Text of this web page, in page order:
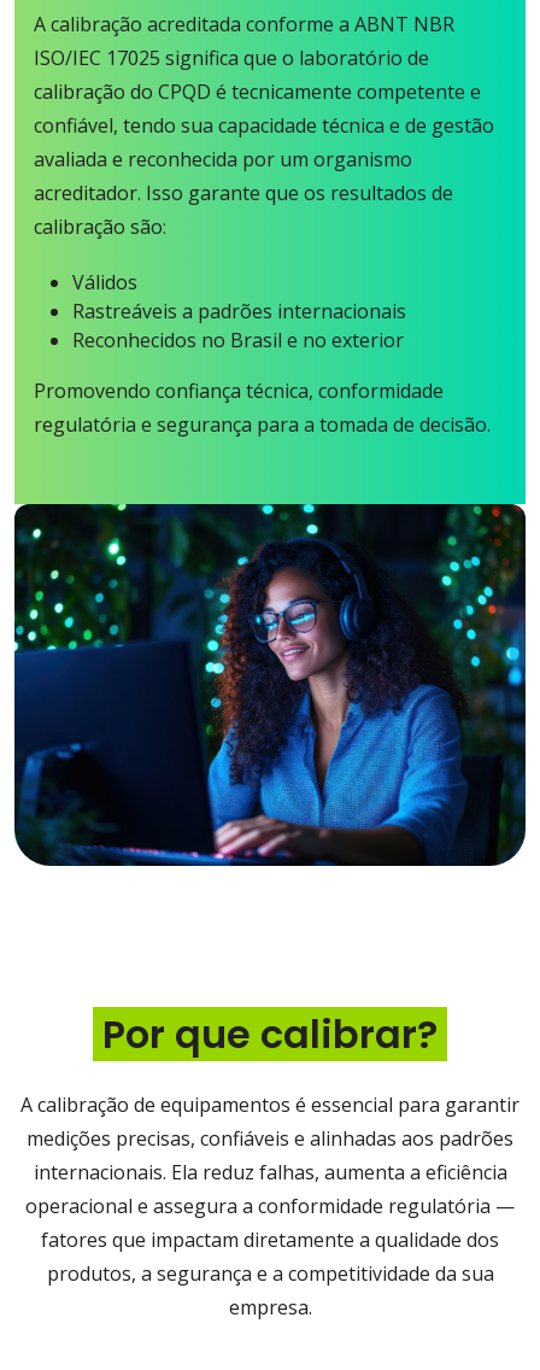
conformidade
dos seus
equipamentos
com o único
laboratório
do Brasil
acreditado
para
calibração de
de espectro
óptico,
fontes de
luz/laser,
medidores de
potência
óptica e
elétrico.
Fale com um especialista
A calibração acreditada conforme a ABNT NBR
ISO/IEC 17025 significa que o laboratório de
calibração do CPQD é tecnicamente competente e
confiável, tendo sua capacidade técnica e de gestão
avaliada e reconhecida por um organismo
acreditador. Isso garante que os resultados de
calibração são:
Válidos
Rastreáveis a padrões internacionais
Reconhecidos no Brasil e no exterior
Promovendo confiança técnica, conformidade
regulatória e segurança para a tomada de decisão.
Por que calibrar?
A calibração de equipamentos é essencial para garantir
medições precisas, confiáveis e alinhadas aos padrões
internacionais. Ela reduz falhas, aumenta a eficiência
operacional e assegura a conformidade regulatória —
fatores que impactam diretamente a qualidade dos
produtos, a segurança e a competitividade da sua
empresa.